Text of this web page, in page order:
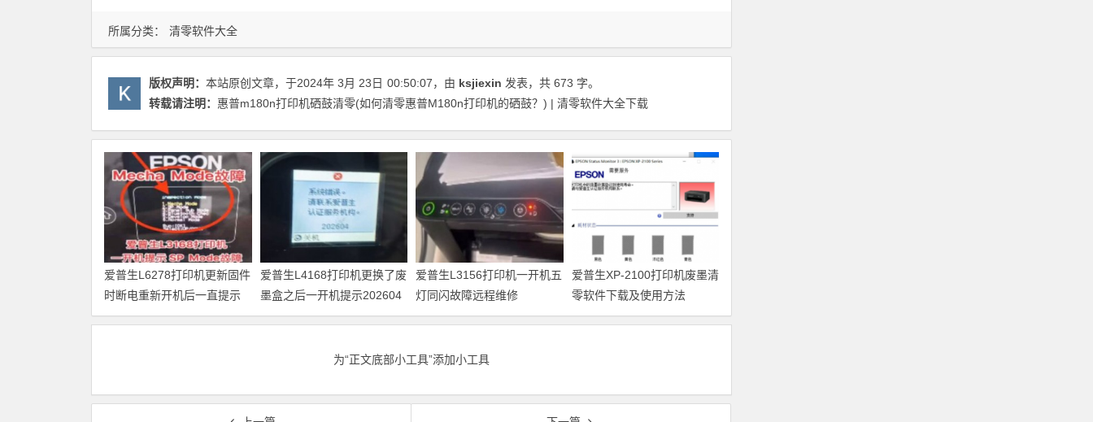
所属分类： 清零软件大全
版权声明： 本站原创文章，于2024年 3月 23日 00:50:07，由 ksjiexin 发表，共 673 字。
转载请注明： 惠普m180n打印机硒鼓清零(如何清零惠普M180n打印机的硒鼓？) | 清零软件大全下载
爱普生L6278打印机更新固件
时断电重新开机后一直提示
Recovery Mode故障
爱普生L4168打印机更换了废
墨盒之后一开机提示202604
故障代码维修
爱普生L3156打印机一开机五
灯同闪故障远程维修
爱普生XP-2100打印机废墨清
零软件下载及使用方法
为“正文底部小工具”添加小工具